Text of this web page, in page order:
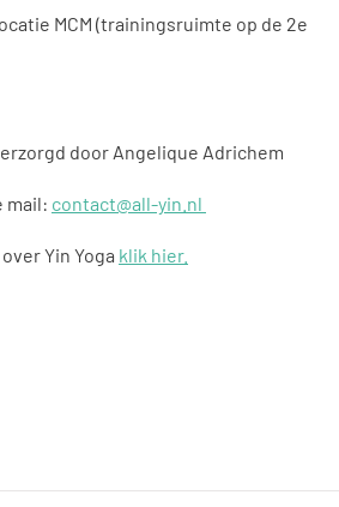
MCM (trainingsruimte op de 2e
door Angelique Adrichem
mail: contact@all-yin.nl
Yin Yoga klik hier.